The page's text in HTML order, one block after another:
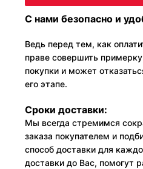
С нами безопасно и
Ведь перед тем, как
праве совершить
покупки и может
его этапе.
Сроки доставки:
Мы всегда стремимся
заказа покупателем и
способ доставки для
доставки до Вас, помогут